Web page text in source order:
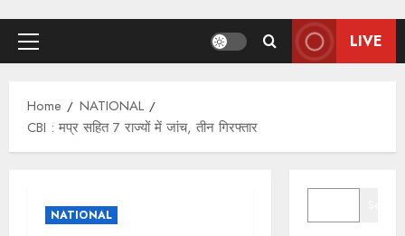
Primary
LIVE
Home
NATIONAL
CBI : मप्र सहित 7 राज्यों में जांच, तीन गिरफ्तार
NATIONAL